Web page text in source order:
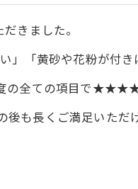
きました。
「黄砂や花粉が付き
の全ての項目で
も長くご満足いただ